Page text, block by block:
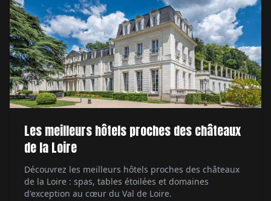
Les meilleurs hôtels proches des châteaux
de la Loire
Découvrez les meilleurs hôtels proches des châteaux
de la Loire : spas, tables étoilées et domaines
d'exception au cœur du Val de Loire.